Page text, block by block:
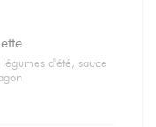
d'été, sauce